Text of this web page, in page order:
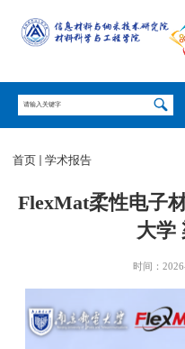
首页 学术报告
FlexMat柔性电子
大学
时间：